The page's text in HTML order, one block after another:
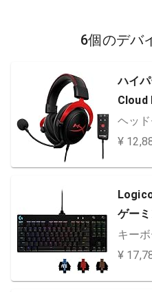
6個のデバ
ハイ
Cloud
ヘッド
¥
ゲー
キー
¥